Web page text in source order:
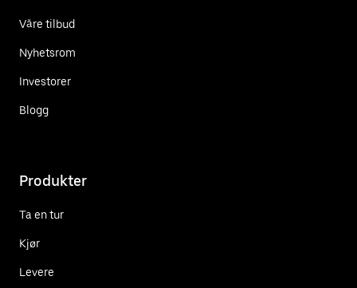
Våre tilbud
Nyhetsrom
Investorer
Blogg
Produkter
Ta en tur
Kjør
Levere